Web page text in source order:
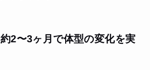
2〜3ヶ月で体型の変化を実